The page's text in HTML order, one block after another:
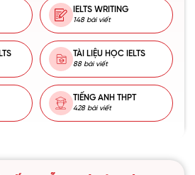
IELTS WRITING
148 bài viết
TÀI LIỆU HỌC IELTS
88 bài viết
TIẾNG ANH THPT
428 bài viết